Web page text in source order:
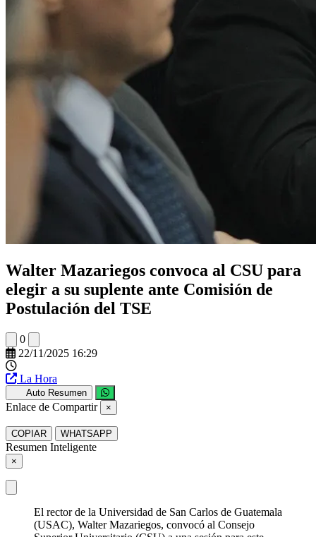
Walter Mazariegos convoca al CSU para
elegir a su suplente ante Comisión de
Postulación del TSE
0
22/11/2025 16:29
La Hora
Auto Resumen
Enlace de Compartir ×
COPIAR WHATSAPP
Resumen Inteligente
×
El rector de la Universidad de San Carlos de Guatemala
(USAC), Walter Mazariegos, convocó al Consejo